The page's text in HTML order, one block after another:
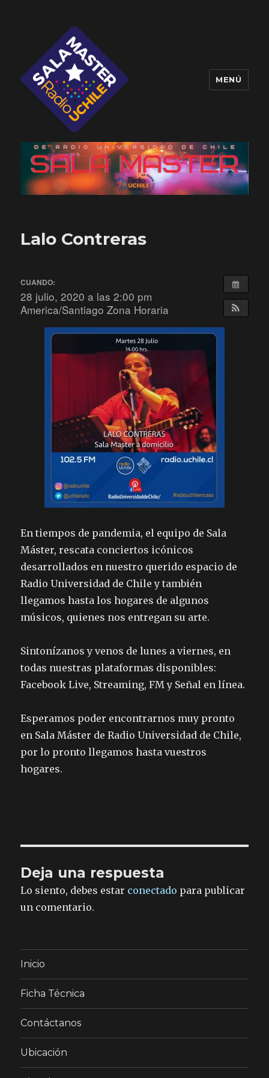
Sala Master
MENÚ
Lalo Contreras
CUANDO:
28 julio, 2020 a las 2:00 pm
America/Santiago Zona Horaria
En tiempos de pandemia, el equipo de Sala
Máster, rescata conciertos icónicos
desarrollados en nuestro querido espacio de
Radio Universidad de Chile y también
llegamos hasta los hogares de algunos
músicos, quienes nos entregan su arte.
Sintonízanos y venos de lunes a viernes, en
todas nuestras plataformas disponibles:
Facebook Live, Streaming, FM y Señal en línea.
Esperamos poder encontrarnos muy pronto
en Sala Máster de Radio Universidad de Chile,
por lo pronto llegamos hasta vuestros
hogares.
Deja una respuesta
Lo siento, debes estar conectado para publicar
un comentario.
Inicio
Ficha Técnica
Contáctanos
Ubicación